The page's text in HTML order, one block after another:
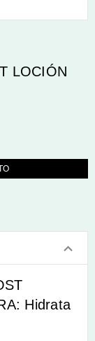
LOCIÓN
Hidrata